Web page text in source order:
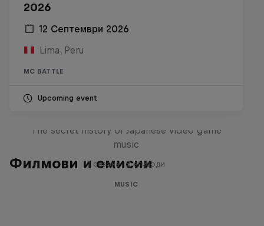
2026
12 Септември 2026
Lima, Peru
MC BATTLE
Upcoming event
Филмови и емисии
The secret history of Japanese video game
music
1 сезона · 5 епизоди
MUSIC